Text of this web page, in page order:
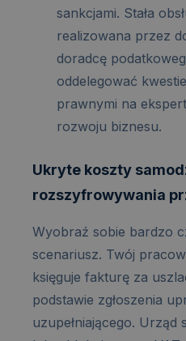
sankcjami. Stała
realizowana przez
doradcę
oddelegować
prawnymi na
rozwoju biznesu.
Ukryte koszty
rozszyfrowywania
Wyobraź sobie bardzo
scenariusz. Twój
księguje fakturę za
podstawie zgłoszenia
uzupełniającego.